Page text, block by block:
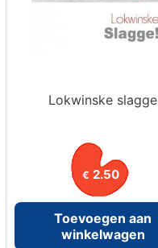
Lokwinske slagge
€ 2.50
Toevoegen aan
winkelwagen